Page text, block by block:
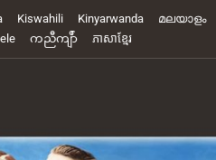
Kiswahili Kinyarwanda മലയാളം
ကညီကျိာ် ភាសាខ្មែរ